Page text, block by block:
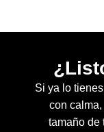
Si ya lo
con calma,
tamaño de